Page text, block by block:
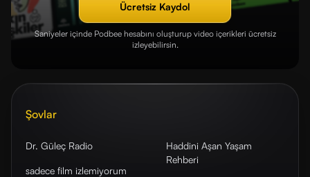
Ücretsiz Kaydol
Saniyeler içinde Podbee hesabını oluşturup video içerikleri ücretsiz
izleyebilirsin.
Şovlar
Dr. Güleç Radio
sadece film izlemiyorum
Haddini Aşan Yaşam
Rehberi